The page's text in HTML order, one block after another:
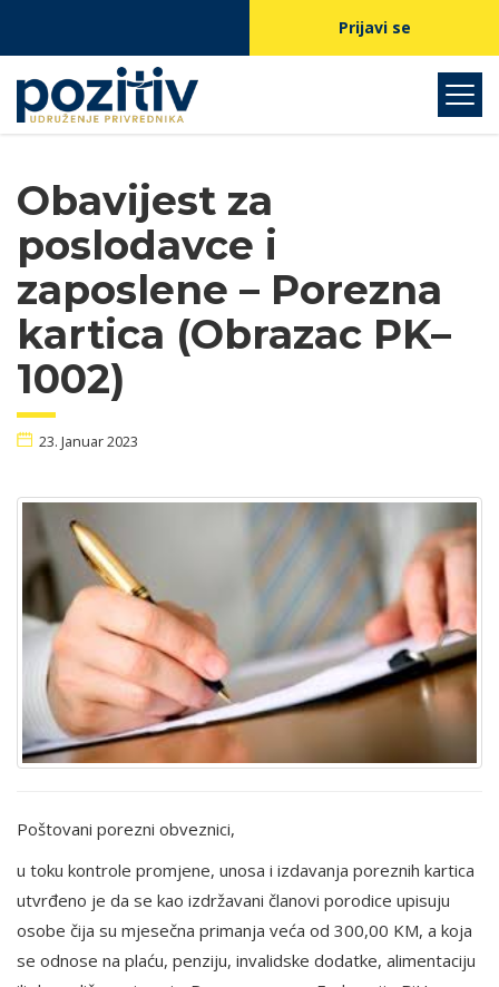
Prijavi se
Obavijest za
poslodavce i
zaposlene – Porezna
kartica (Obrazac PK–
1002)
23. Januar 2023
Poštovani porezni obveznici,
u toku kontrole promjene, unosa i izdavanja poreznih kartica
utvrđeno je da se kao izdržavani članovi porodice upisuju
osobe čija su mjesečna primanja veća od 300,00 KM, a koja
se odnose na plaću, penziju, invalidske dodatke, alimentaciju